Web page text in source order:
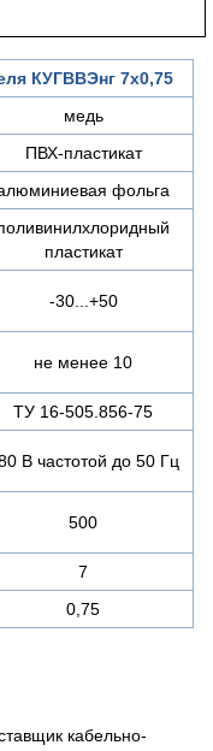
КУГВВЭнг 7х0,75
медь
ПВХ-пластикат
фольга
пластикат
-30...+50
не менее 10
ТУ 16-505.856-75
В частотой до 50 Гц
500
7
0,75
кабельно-